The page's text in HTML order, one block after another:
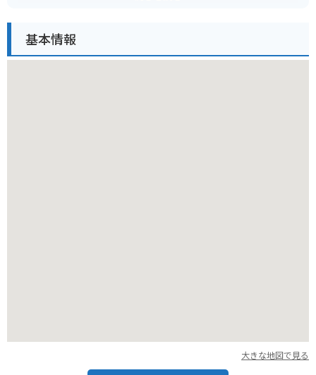
また、地元の特産品を販売するショップや、郷土料理を味わえ
るレストランも併設されており、ドライブ中の休憩にも最適で
基本情報
大きな地図で見る